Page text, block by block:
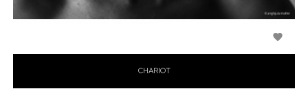
CHARIOT
